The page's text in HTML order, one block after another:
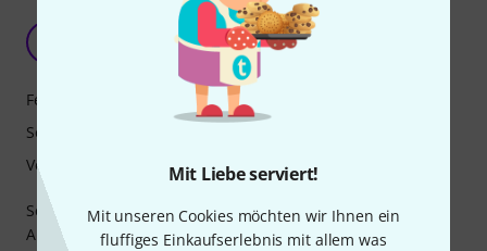
Mit Liebe serviert!
Mit unseren Cookies möchten wir Ihnen ein
fluffiges Einkaufserlebnis mit allem was
Flight Concert Ukulele
JRvomSee 02.11.2025
Sehr leicht, sehr voller Klang, gut verarbeitet, muss am
Anfang oft nachgestimmt werden
Features
Sound
Verarbeitung